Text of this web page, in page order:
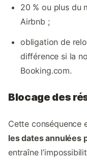
20 % ou plus du
Airbnb ;
obligation de
différence si la
Booking.com.
Blocage des
Cette conséquence
les dates annulées
entraîne